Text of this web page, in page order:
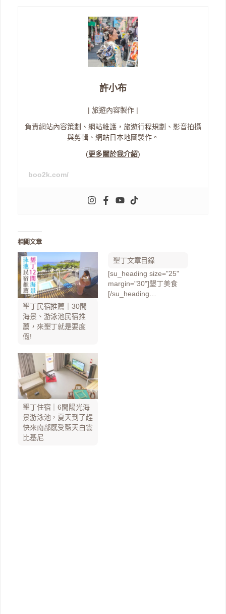
許小布
| 旅遊內容製作 |
負責網站內容策劃、網站維護，旅遊行程規劃、影音拍攝
與剪輯、網站日本地圖製作。
(更多關於我介紹)
boo2k.com/
相關文章
墾丁民宿推薦｜30間
海景、游泳池民宿推
薦，來墾丁就是要度
假!
墾丁文章目錄
[su_heading size="25"
margin="30"]墾丁美食
[/su_heading…
墾丁住宿｜6間陽光海
景游泳池，夏天到了趕
快來南部感受藍天白雲
比基尼